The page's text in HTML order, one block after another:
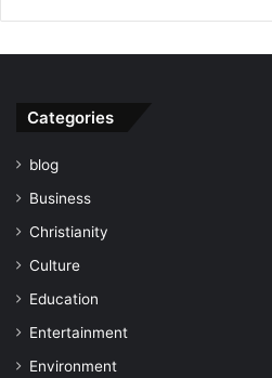
Categories
blog
Business
Christianity
Culture
Education
Entertainment
Environment